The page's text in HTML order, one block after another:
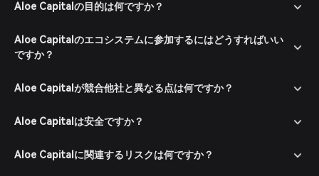
Aloe Capitalの目的は何ですか？
Aloe Capitalのエコシステムに参加するにはどうすればいい
ですか？
Aloe Capitalが競合他社と異なる点は何ですか？
Aloe Capitalは安全ですか？
Aloe Capitalに関連するリスクは何ですか？